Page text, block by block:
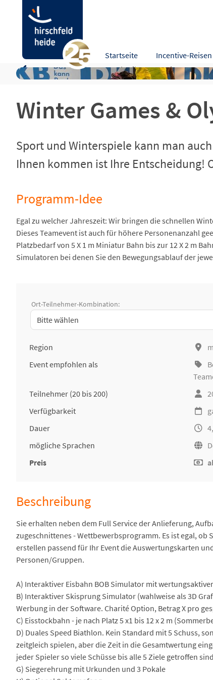
Startseite Incentive-Reisen
Winter Games &
Sport und Winterspiele kann man
Ihnen kommen ist Ihre Entscheidung!
Winter Games & Olympiade | auch im
Programm-Idee Beschreibung Leistungen
Programm-Idee
Egal zu welcher Jahreszeit: Wir bringen die schnellen
Dieses Teamevent ist auch für höhere Personenanzahl
Platzbedarf von 5 X 1 m Miniatur Bahn bis zur 12 X 2 m
Simulatoren bei denen Sie den Bewegungsablauf der
Ort-Teilnehmer-Kombination:
Region
Event empfohlen als
Teilnehmer (20 bis 200)
Verfügbarkeit
Dauer
mögliche Sprachen
Preis
Beschreibung
Sie erhalten neben dem Full Service der Anlieferung,
zugeschnittenes - Wettbewerbsprogramm. Es ist egal,
erstellen passend für Ihr Event die Auswertungskarten
Personen/Gruppen.
A) Interaktiver Eisbahn BOB Simulator mit
B) Interaktiver Skisprung Simulator (wahlweise als 3D
Werbung in der Software. Charité Option, Betrag X pro
C) Eisstockbahn - je nach Platz 5 x1 bis 12 x 2 m
D) Duales Speed Biathlon. Kein Standard mit 5 Schuss,
zeitgleich spielen, aber die Zeit in die Gesamtwertung
jeder Spieler so viele Schüsse bis alle 5 Ziele getroffen
G) Siegerehrung mit Urkunden und 3 Pokale